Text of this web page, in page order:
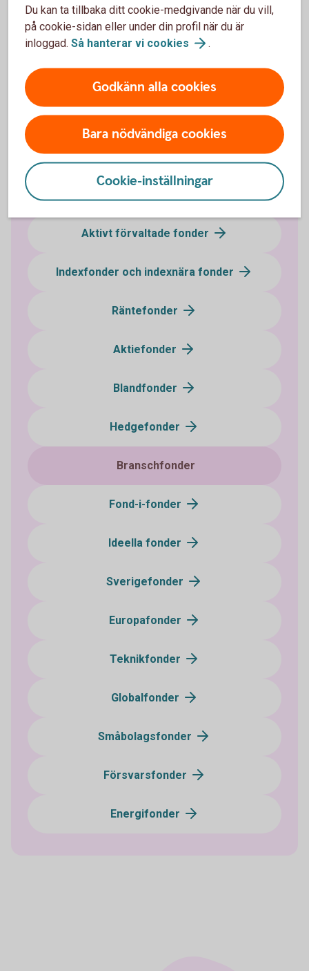
Mer information
(swedbank-aktiellt.se)
Fondtyper - lär dig mer om olika typer av
Fonder - börjafondspara
Fondtyper
Aktivt förvaltade fonder
Indexfonder och indexnära fonder
Räntefonder
Aktiefonder
Blandfonder
Hedgefonder
Branschfonder
Fond-i-fonder
Ideella fonder
Sverigefonder
Europafonder
Teknikfonder
Globalfonder
Småbolagsfonder
Försvarsfonder
Energifonder
Du kan ta tillbaka ditt cookie-medgivande när du vill,
på cookie-sidan eller under din profil när du är
inloggad. Så hanterar vi cookies .
Godkänn alla cookies
Bara nödvändiga cookies
Cookie-inställningar